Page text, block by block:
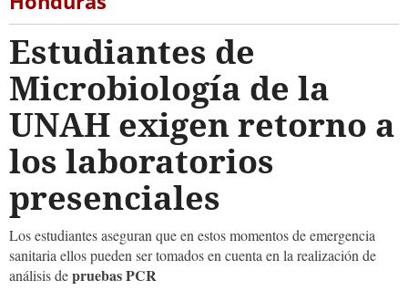
Estudiantes de
Microbiología de la
UNAH exigen retorno a
los laboratorios
presenciales
Los estudiantes aseguran que en estos momentos de emergencia
sanitaria ellos pueden ser tomados en cuenta en la realización de
análisis depruebas PCR